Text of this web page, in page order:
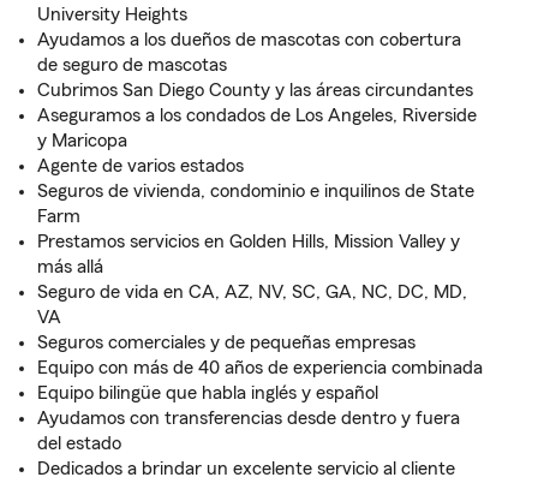
University Heights
Ayudamos a los dueños de mascotas con cobertura
de seguro de mascotas
Cubrimos San Diego County y las áreas circundantes
Aseguramos a los condados de Los Angeles, Riverside
y Maricopa
Agente de varios estados
Seguros de vivienda, condominio e inquilinos de State
Farm
Prestamos servicios en Golden Hills, Mission Valley y
más allá
Seguro de vida en CA, AZ, NV, SC, GA, NC, DC, MD,
VA
Seguros comerciales y de pequeñas empresas
Equipo con más de 40 años de experiencia combinada
Equipo bilingüe que habla inglés y español
Ayudamos con transferencias desde dentro y fuera
del estado
Dedicados a brindar un excelente servicio al cliente